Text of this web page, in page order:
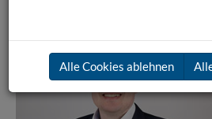
Alle Cookies ablehnen